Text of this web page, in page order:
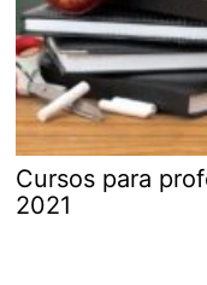
Cursos para
2021